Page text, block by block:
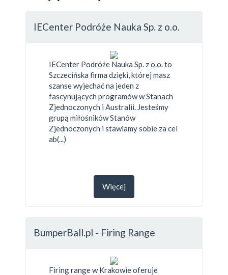
IECenter Podróże Nauka Sp. z o.o.
IECenter Podróże Nauka Sp. z o.o. to
Szczecińska firma dzięki, której masz
szanse wyjechać na jeden z
fascynujących programów w Stanach
Zjednoczonych i Australii. Jesteśmy
grupą miłośników Stanów
Zjednoczonych i stawiamy sobie za cel
ab(...)
Więcej
BumperBall.pl - Firing Range
Firing range w Krakowie oferuje